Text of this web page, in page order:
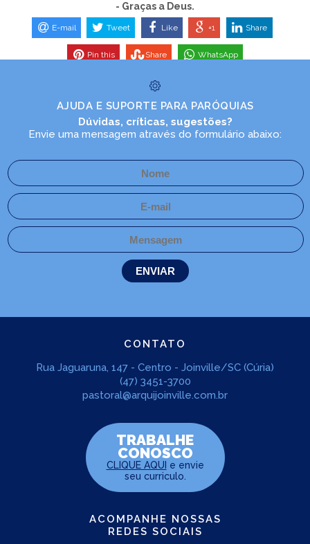
- Graças a Deus.
E-mail Tweet Like +1 Share
Pin this Share WhatsApp
AJUDA E SUPORTE PARA PARÓQUIAS
Dúvidas, críticas, sugestões?
Envie uma mensagem através do formulário abaixo:
CONTATO
Rua Jaguaruna, 147 - Centro - Joinville/SC (Cúria)
(47) 3451-3700
pastoral@arquijoinville.com.br
TRABALHE
CONOSCO
CLIQUE AQUI e envie
seu curriculo.
ACOMPANHE NOSSAS
REDES SOCIAIS